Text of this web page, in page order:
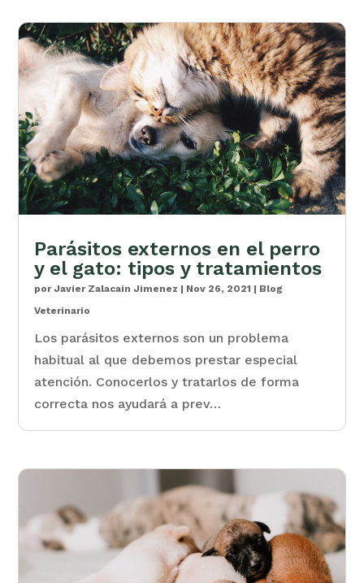
Parásitos externos en el perro
y el gato: tipos y tratamientos
porJavier Zalacain Jimenez | Nov 26, 2021 | Blog
Veterinario
Los parásitos externos son un problema
habitual al que debemos prestar especial
atención. Conocerlos y tratarlos de forma
correcta nos ayudará a prev…